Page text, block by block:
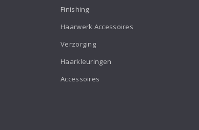
Finishing
Haarwerk Accessoires
Verzorging
Haarkleuringen
Accessoires